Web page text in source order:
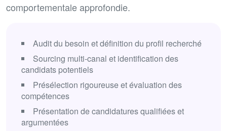
comportementale approfondie.
Audit du besoin et définition du profil recherché
Sourcing multi-canal et identification des
candidats potentiels
Présélection rigoureuse et évaluation des
compétences
Présentation de candidatures qualifiées et
argumentées